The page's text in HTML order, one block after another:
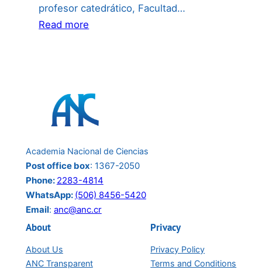
profesor catedrático, Facultad…
Read more
24
junio:
Academia Nacional de Ciencias
Post office box: 1367-2050
Phone: 2283-4814
WhatsApp: (506) 8456-5420
Email: anc@anc.cr
About
About Us
ANC Transparent
Privacy
Privacy Policy
Terms and Conditions